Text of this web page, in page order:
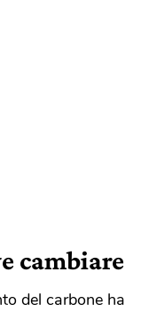
cambiare
del carbone ha